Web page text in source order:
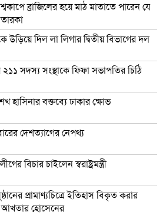
ব্রাজিলের হয়ে মাঠ মাতাতে পারেন যে
উড়িয়ে দিল লা লিগার দ্বিতীয় বিভাগের দল
২১১ সদস্য সংস্থাকে ফিফা সভাপতির চিঠি
হাসিনার বক্তব্যে ঢাকার ক্ষোভ
দেশত্যাগের নেপথ্য
বিচার চাইলেন স্বরাষ্ট্রমন্ত্রী
প্রামাণ্যচিত্রে ইতিহাস বিকৃত করার
হোসেনের